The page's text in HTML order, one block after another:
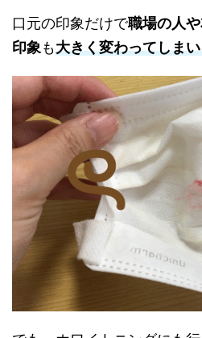
口元の印象だけで職場の人
印象も大きく変わってしま